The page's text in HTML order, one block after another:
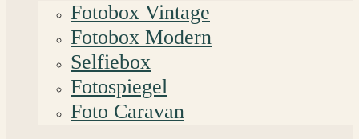
Fotobox Vintage
Fotobox Modern
Selfiebox
Fotospiegel
Foto Caravan